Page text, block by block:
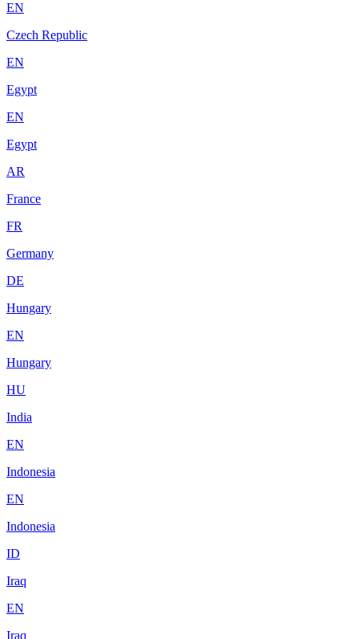
EN
Czech Republic
EN
Egypt
EN
Egypt
AR
France
FR
Germany
DE
Hungary
EN
Hungary
HU
India
EN
Indonesia
EN
Indonesia
ID
Iraq
EN
Iraq